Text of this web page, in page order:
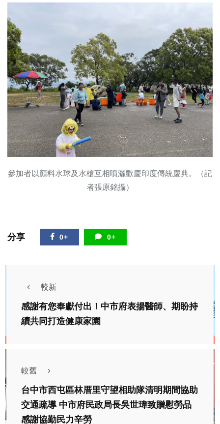
參加者以顏料水球及水槍互相噴灑歡慶印度傳統慶典。（記
者張原銘攝）
分享 0+ 0+
較新
感謝有您奉獻付出！中市府表揚醫師、期盼持
續共同打造健康家園
較舊
台中市西屯區林厝里守望相助隊清明期間協助
交通疏導 中市府民政局長吳世瑋致贈慰勞品
感謝協勤民力辛勞